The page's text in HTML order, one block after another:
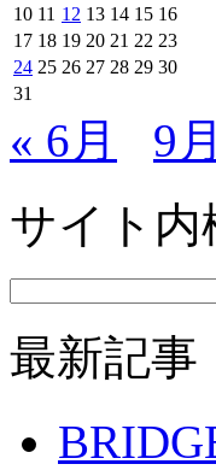
10 11 12 13 14 15 16
17 18 19 20 21 22 23
24 25 26 27 28 29 30
31
« 6月
9
サイト内
最新記事